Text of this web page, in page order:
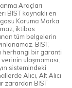
Araçları
BIST kaynaklı en
Koruma Marka
iktibas
tüm belgelerin
BIST,
herhangi bir garanti
ulaşmaması,
sistemindeki
Alıcı, Alt Alıcı
zarardan BIST